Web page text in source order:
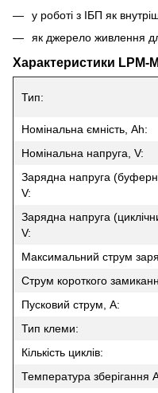
у роботі з ІБП як
як джерело живлення
Характеристики LPM-
Тип:
Номінальна ємність, Ah:
Номінальна напруга, V:
Зарядна напруга
V:
Зарядна напруга
V:
Максимальний струм
Струм короткого
Пусковий струм, А:
Тип клеми:
Кількість циклів:
Температура зберігання